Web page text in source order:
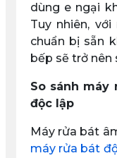
dùng e ngại
Tuy nhiên,
chuẩn bị sẵn
bếp sẽ trở nên
So sánh máy
độc lập
Máy rửa bát
máy rửa bát